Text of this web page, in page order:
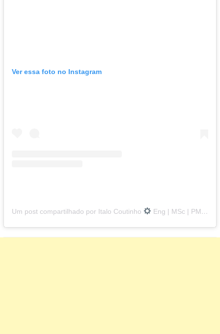
Ver essa foto no Instagram
Um post compartilhado por Italo Coutinho Eng | MSc | PMP (@italo.a.coutinho)